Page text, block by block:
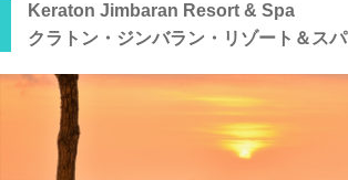
Keraton Jimbaran Resort & Spa
クラトン・ジンバラン・リゾート＆スパ